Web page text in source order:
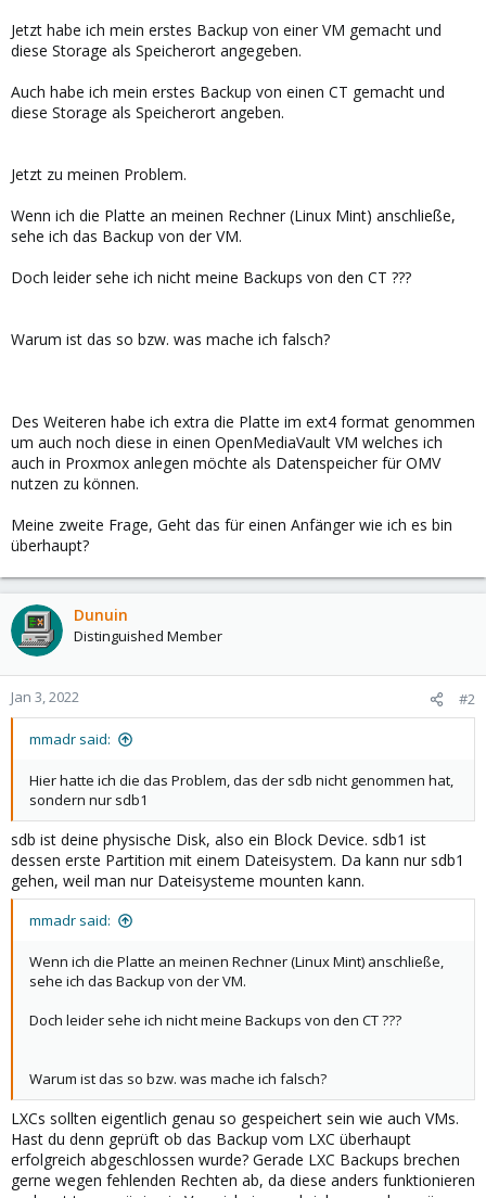
Jetzt habe ich mein erstes Backup von einer VM gemacht und
diese Storage als Speicherort angegeben.
Auch habe ich mein erstes Backup von einen CT gemacht und
diese Storage als Speicherort angeben.
Jetzt zu meinen Problem.
Wenn ich die Platte an meinen Rechner (Linux Mint) anschließe,
sehe ich das Backup von der VM.
Doch leider sehe ich nicht meine Backups von den CT ???
Warum ist das so bzw. was mache ich falsch?
Des Weiteren habe ich extra die Platte im ext4 format genommen
um auch noch diese in einen OpenMediaVault VM welches ich
auch in Proxmox anlegen möchte als Datenspeicher für OMV
nutzen zu können.
Meine zweite Frage, Geht das für einen Anfänger wie ich es bin
überhaupt?
Dunuin
Distinguished Member
Jan 3, 2022 #2
mmadr said:
Hier hatte ich die das Problem, das der sdb nicht genommen hat,
sondern nur sdb1
sdb ist deine physische Disk, also ein Block Device. sdb1 ist
dessen erste Partition mit einem Dateisystem. Da kann nur sdb1
gehen, weil man nur Dateisysteme mounten kann.
mmadr said:
Wenn ich die Platte an meinen Rechner (Linux Mint) anschließe,
sehe ich das Backup von der VM.
Doch leider sehe ich nicht meine Backups von den CT ???
Warum ist das so bzw. was mache ich falsch?
LXCs sollten eigentlich genau so gespeichert sein wie auch VMs.
Hast du denn geprüft ob das Backup vom LXC überhaupt
erfolgreich abgeschlossen wurde? Gerade LXC Backups brechen
gerne wegen fehlenden Rechten ab, da diese anders funktionieren